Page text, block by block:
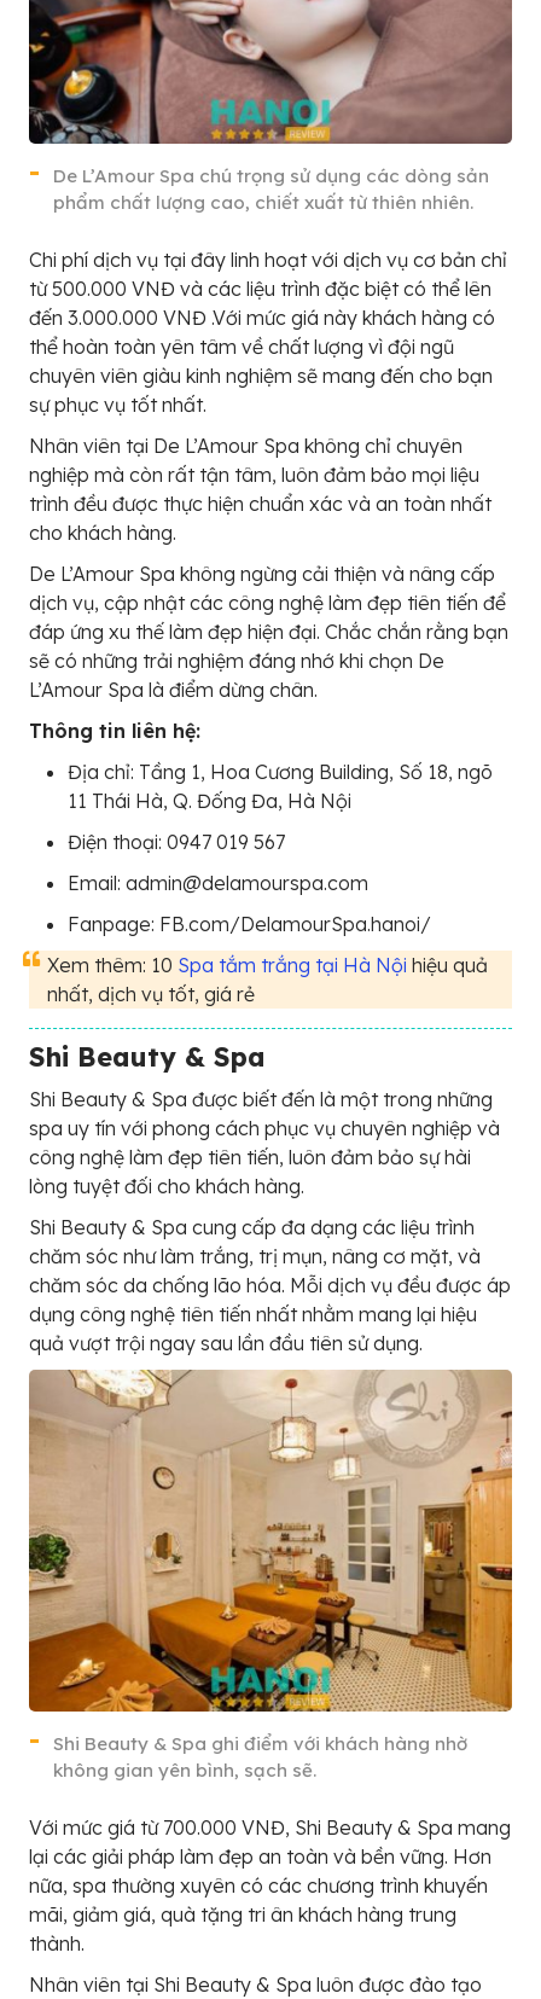
De L’Amour Spa chú trọng sử dụng các dòng sản
phẩm chất lượng cao, chiết xuất từ thiên nhiên.
Chi phí dịch vụ tại đây linh hoạt với dịch vụ cơ bản chỉ
từ 500.000 VNĐ và các liệu trình đặc biệt có thể lên
đến 3.000.000 VNĐ .Với mức giá này khách hàng có
thể hoàn toàn yên tâm về chất lượng vì đội ngũ
chuyên viên giàu kinh nghiệm sẽ mang đến cho bạn
sự phục vụ tốt nhất.
Nhân viên tại De L’Amour Spa không chỉ chuyên
nghiệp mà còn rất tận tâm, luôn đảm bảo mọi liệu
trình đều được thực hiện chuẩn xác và an toàn nhất
cho khách hàng.
De L’Amour Spa không ngừng cải thiện và nâng cấp
dịch vụ, cập nhật các công nghệ làm đẹp tiên tiến để
đáp ứng xu thế làm đẹp hiện đại. Chắc chắn rằng bạn
sẽ có những trải nghiệm đáng nhớ khi chọn De
L’Amour Spa là điểm dừng chân.
Thông tin liên hệ:
Địa chỉ: Tầng 1, Hoa Cương Building, Số 18, ngõ
11 Thái Hà, Q. Đống Đa, Hà Nội
Điện thoại: 0947 019 567
Email: admin@delamourspa.com
Fanpage: FB.com/DelamourSpa.hanoi/
Xem thêm: 10 Spa tắm trắng tại Hà Nội hiệu quả
nhất, dịch vụ tốt, giá rẻ
Shi Beauty & Spa
Shi Beauty & Spa được biết đến là một trong những
spa uy tín với phong cách phục vụ chuyên nghiệp và
công nghệ làm đẹp tiên tiến, luôn đảm bảo sự hài
lòng tuyệt đối cho khách hàng.
Shi Beauty & Spa cung cấp đa dạng các liệu trình
chăm sóc như làm trắng, trị mụn, nâng cơ mặt, và
chăm sóc da chống lão hóa. Mỗi dịch vụ đều được áp
dụng công nghệ tiên tiến nhất nhằm mang lại hiệu
quả vượt trội ngay sau lần đầu tiên sử dụng.
Shi Beauty & Spa ghi điểm với khách hàng nhờ
không gian yên bình, sạch sẽ.
Với mức giá từ 700.000 VNĐ, Shi Beauty & Spa mang
lại các giải pháp làm đẹp an toàn và bền vững. Hơn
nữa, spa thường xuyên có các chương trình khuyến
mãi, giảm giá, quà tặng tri ân khách hàng trung
thành.
Nhân viên tại Shi Beauty & Spa luôn được đào tạo